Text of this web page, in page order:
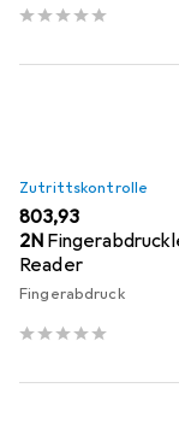
Zutrittskontrolle
EUR
803,93
2N
Reader
Fingerabdruck